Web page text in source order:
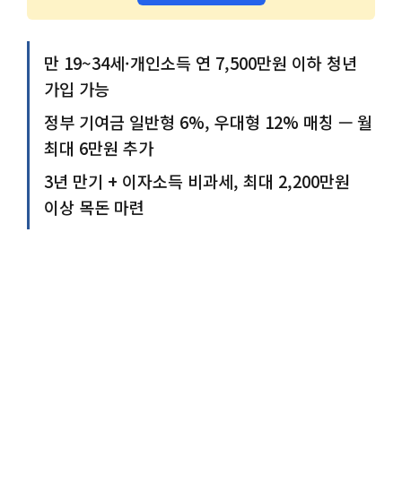
만 19~34세·개인소득 연 7,500만원 이하 청년
가입 가능
정부 기여금 일반형 6%, 우대형 12% 매칭 — 월
최대 6만원 추가
3년 만기 + 이자소득 비과세, 최대 2,200만원
이상 목돈 마련